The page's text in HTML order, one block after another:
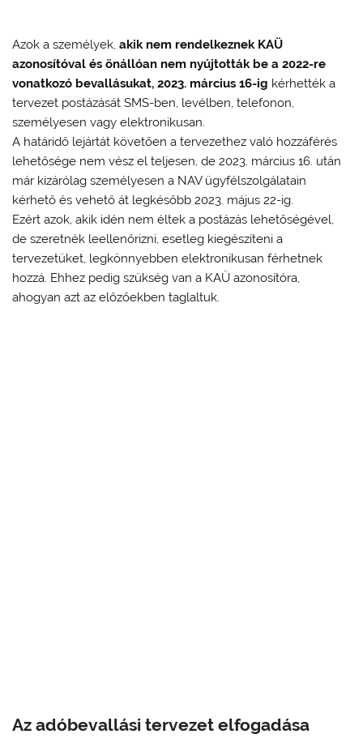
Azok a személyek,akik nem rendelkeznek KAÜ
azonosítóval és önállóan nem nyújtották be a 2022-re
vonatkozó bevallásukat, 2023. március 16-ig kérhették a
tervezet postázását SMS-ben, levélben, telefonon,
személyesen vagy elektronikusan.
A határidő lejártát követően a tervezethez való hozzáférés
lehetősége nem vész el teljesen, de 2023. március 16. után
már kizárólag személyesen a NAV ügyfélszolgálatain
kérhető és vehető át legkésőbb 2023. május 22-ig.
Ezért azok, akik idén nem éltek a postázás lehetőségével,
de szeretnék leellenőrizni, esetleg kiegészíteni a
tervezetüket, legkönnyebben elektronikusan férhetnek
hozzá. Ehhez pedig szükség van a KAÜ azonosítóra,
ahogyan azt az előzőekben taglaltuk.
Az adóbevallási tervezet elfogadása